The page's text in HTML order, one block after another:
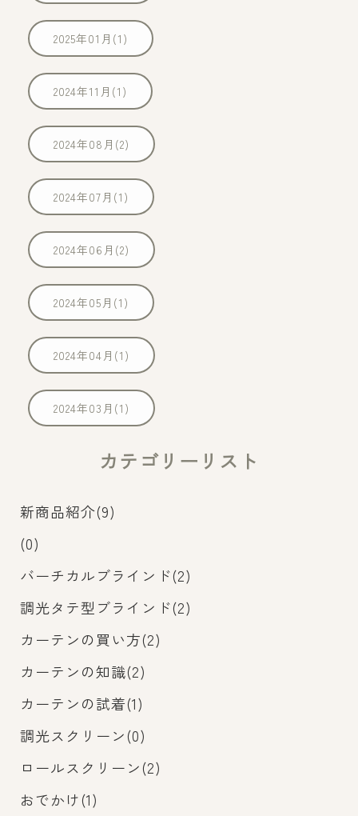
2025年01月(1)
2024年11月(1)
2024年08月(2)
2024年07月(1)
2024年06月(2)
2024年05月(1)
2024年04月(1)
2024年03月(1)
カテゴリーリスト
新商品紹介(9)
(0)
バーチカルブラインド(2)
調光タテ型ブラインド(2)
カーテンの買い方(2)
カーテンの知識(2)
カーテンの試着(1)
調光スクリーン(0)
ロールスクリーン(2)
おでかけ(1)